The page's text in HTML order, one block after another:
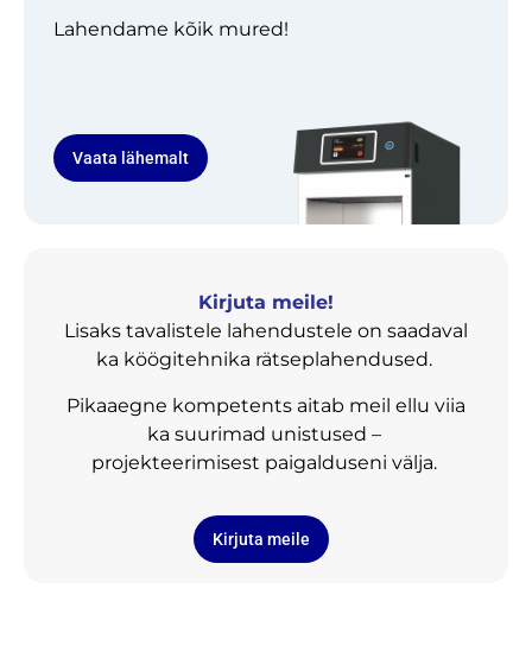
Lahendame kõik mured!
Vaata lähemalt
Kirjuta meile!
Lisaks tavalistele lahendustele on saadaval
ka köögitehnika rätseplahendused.
Pikaaegne kompetents aitab meil ellu viia
ka suurimad unistused –
projekteerimisest paigalduseni välja.
Kirjuta meile